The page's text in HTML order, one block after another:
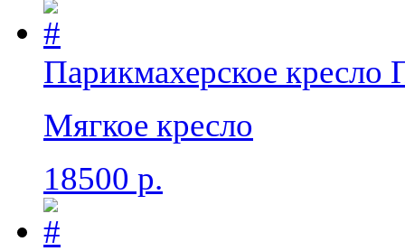
Парикмахерское кресло
Мягкое кресло
18500 р.